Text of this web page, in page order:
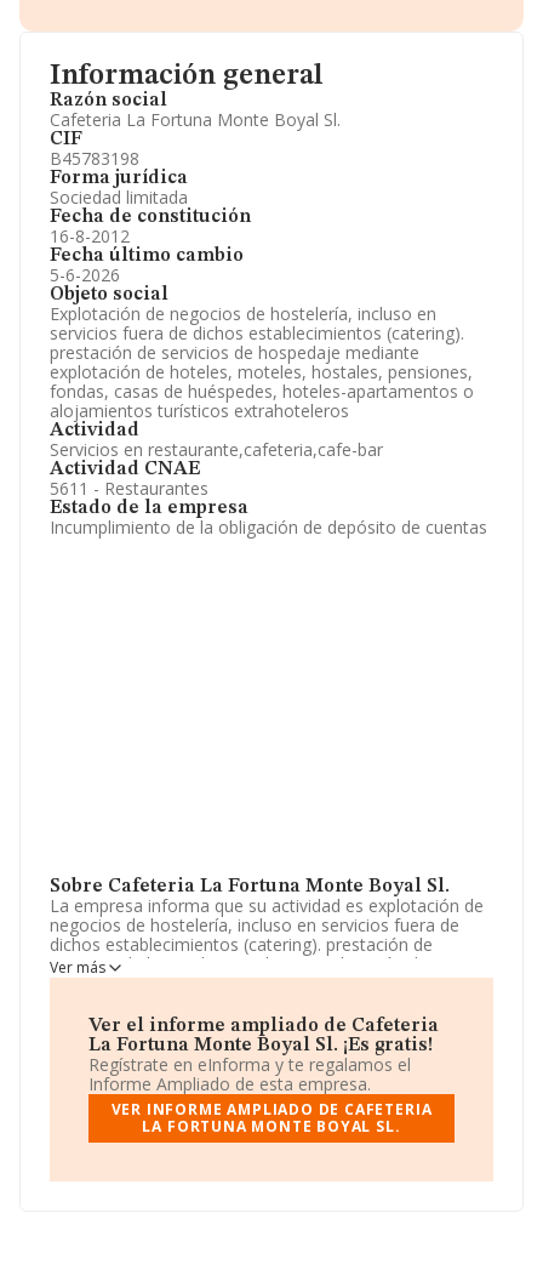
Información general
Razón social
Cafeteria La Fortuna Monte Boyal Sl.
CIF
B45783198
Forma jurídica
Sociedad limitada
Fecha de constitución
16-8-2012
Fecha último cambio
5-6-2026
Objeto social
Explotación de negocios de hostelería, incluso en
servicios fuera de dichos establecimientos (catering).
prestación de servicios de hospedaje mediante
explotación de hoteles, moteles, hostales, pensiones,
fondas, casas de huéspedes, hoteles-apartamentos o
alojamientos turísticos extrahoteleros
Actividad
Servicios en restaurante,cafeteria,cafe-bar
Actividad CNAE
5611 - Restaurantes
Estado de la empresa
Incumplimiento de la obligación de depósito de cuentas
Sobre Cafeteria La Fortuna Monte Boyal Sl.
La empresa informa que su actividad es explotación de
negocios de hostelería, incluso en servicios fuera de
dichos establecimientos (catering). prestación de
servicios de hospedaje mediante explotación de
hoteles, moteles, hostales, pensiones, fondas, casas de
turísticos extrahoteleros. La empresa aparece inscrita
en el Registro Mercantil como Sociedad Limitada. Su
actividad CNAE es '%cnae%' con código 5611. La
sociedad no tiene actividad en mercados exteriores.
La empresa españolaCafeteria La Fortuna Monte
Boyal S.L, NIF B45783198, se encuentra en Avenida Del
Casarrubios Del Monte, en Toledo, Castilla-la Mancha.
Ver más
Ver el informe ampliado de Cafeteria
La Fortuna Monte Boyal Sl. ¡Es gratis!
Regístrate en eInforma y te regalamos el
Informe Ampliado de esta empresa.
VER INFORME AMPLIADO DE CAFETERIA
LA FORTUNA MONTE BOYAL SL.
Información oficial y registral complementaria.